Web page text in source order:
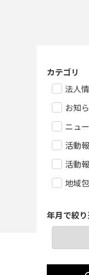
カテゴリ
法人
お知
ニュ
活動
活動
地域
年月で絞